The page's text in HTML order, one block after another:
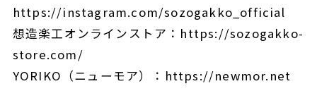
https://instagram.com/sozogakko_official
想造楽工オンラインストア：https://sozogakko-
store.com/
YORIKO（ニューモア）：https://newmor.net